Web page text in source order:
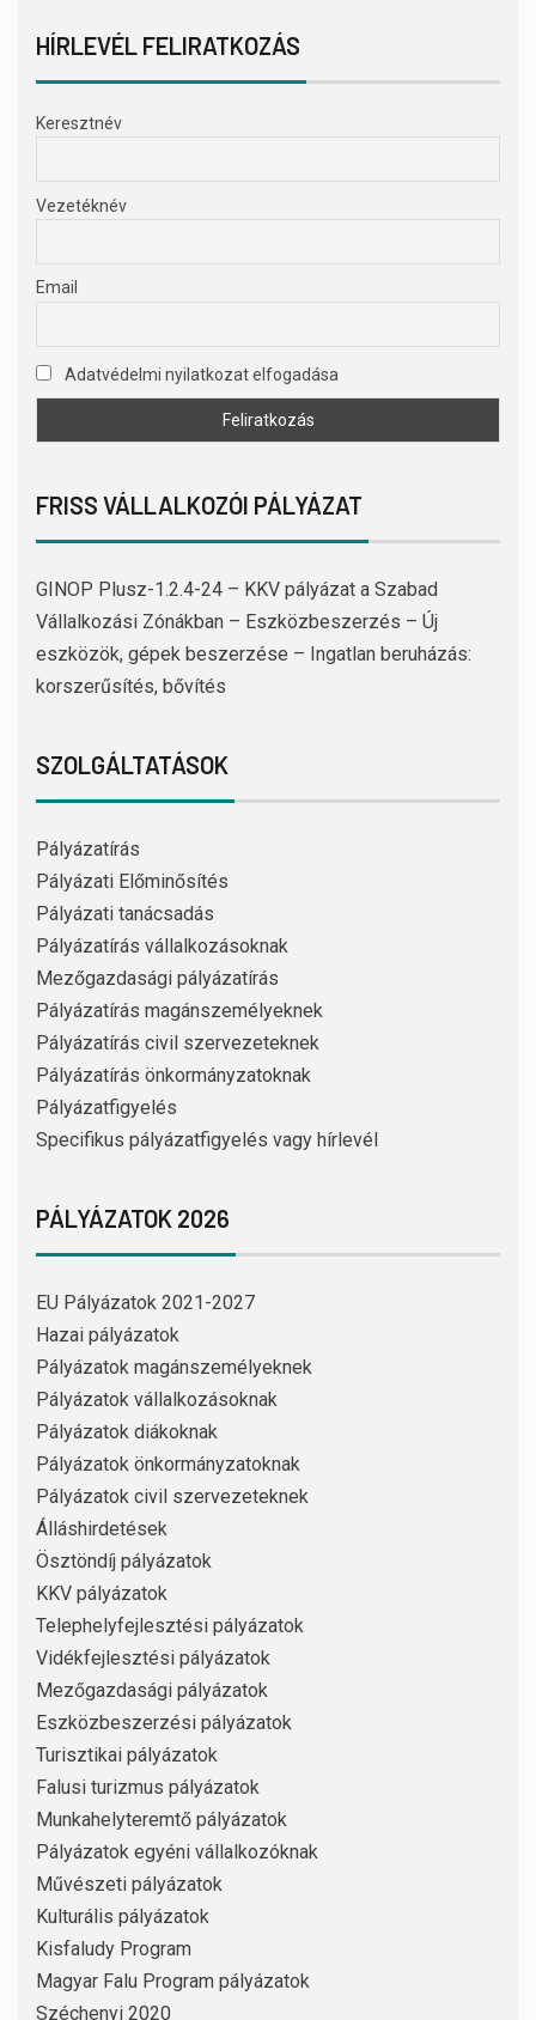
HÍRLEVÉL FELIRATKOZÁS
Keresztnév
Vezetéknév
Email
Adatvédelmi nyilatkozat elfogadása
FRISS VÁLLALKOZÓI PÁLYÁZAT
GINOP Plusz-1.2.4-24 – KKV pályázat a Szabad
Vállalkozási Zónákban – Eszközbeszerzés – Új
eszközök, gépek beszerzése – Ingatlan beruházás:
korszerűsítés, bővítés
SZOLGÁLTATÁSOK
Pályázatírás
Pályázati Előminősítés
Pályázati tanácsadás
Pályázatírás vállalkozásoknak
Mezőgazdasági pályázatírás
Pályázatírás magánszemélyeknek
Pályázatírás civil szervezeteknek
Pályázatírás önkormányzatoknak
Pályázatfigyelés
Specifikus pályázatfigyelés vagy hírlevél
PÁLYÁZATOK 2026
EU Pályázatok 2021-2027
Hazai pályázatok
Pályázatok magánszemélyeknek
Pályázatok vállalkozásoknak
Pályázatok diákoknak
Pályázatok önkormányzatoknak
Pályázatok civil szervezeteknek
Álláshirdetések
Ösztöndíj pályázatok
KKV pályázatok
Telephelyfejlesztési pályázatok
Vidékfejlesztési pályázatok
Mezőgazdasági pályázatok
Eszközbeszerzési pályázatok
Turisztikai pályázatok
Falusi turizmus pályázatok
Munkahelyteremtő pályázatok
Pályázatok egyéni vállalkozóknak
Művészeti pályázatok
Kulturális pályázatok
Kisfaludy Program
Magyar Falu Program pályázatok
Széchenyi 2020